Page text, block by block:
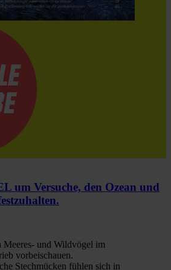
um Versuche, den Ozean und
Meeres- und Wildvögel im
vorbeischauen.
Stechmücken fühlen sich in